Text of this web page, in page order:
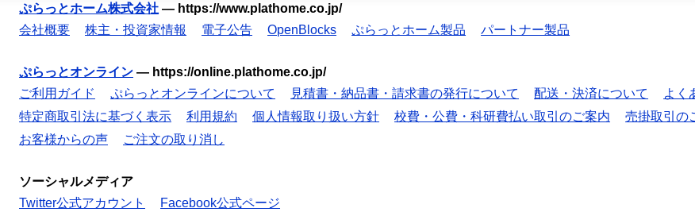
ぷらっとホーム株式会社 — https://www.plathome.co.jp/
会社概要
株主・投資家情報 電子公告 OpenBlocks ぷらっとホーム製品 パートナー製品
ぷらっとオンライン — https://online.plathome.co.jp/
ご利用ガイド
ぷらっとオンラインについて 見積書・納品書・請求書の発行について 配送・決済について
よく
特定商取引法に基づく表示
利用規約 個人情報取り扱い方針 校費・公費・科研費払い取引のご案内 売掛取引の
お客様からの声
ご注文の取り消し
ソーシャルメディア
Twitter公式アカウント
Facebook公式ページ